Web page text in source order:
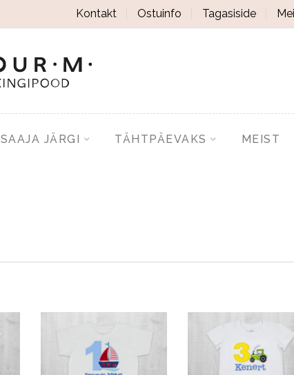
Kontakt Ostuinfo Tagasiside
SAAJA JÄRGI TÄHTPÄEVAKS MEIST